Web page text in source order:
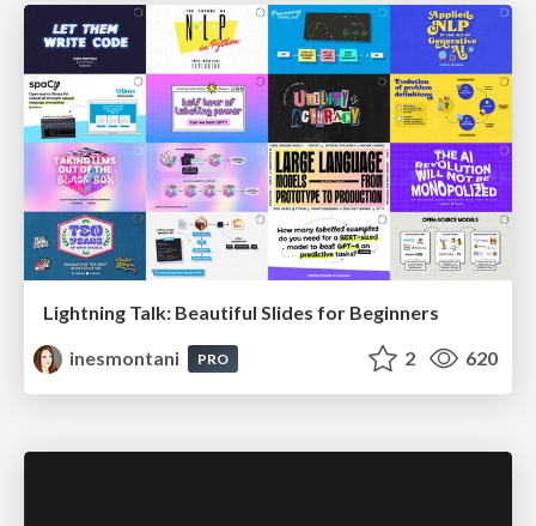
Lightning Talk: Beautiful Slides for Beginners
inesmontani
PRO 2 620